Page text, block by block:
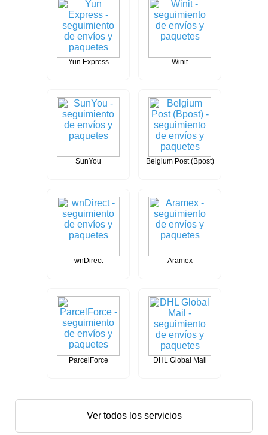
Yun Express Winit
SunYou Belgium Post (Bpost)
wnDirect Aramex
ParcelForce DHL Global Mail
Ver todos los servicios